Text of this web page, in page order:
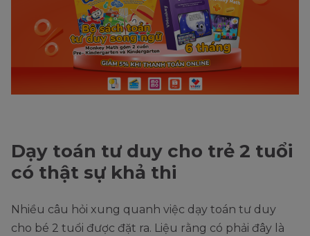
Dạy toán tư duy cho trẻ 2 tuổi
có thật sự khả thi
Nhiều câu hỏi xung quanh việc dạy toán tư duy
cho bé 2 tuổi được đặt ra. Liệu rằng có phải đây là